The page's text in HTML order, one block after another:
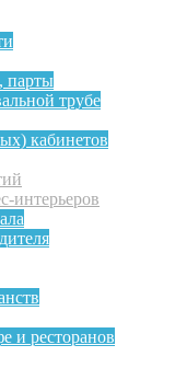
парты
трубе
кабинетов
интерьеров
и ресторанов